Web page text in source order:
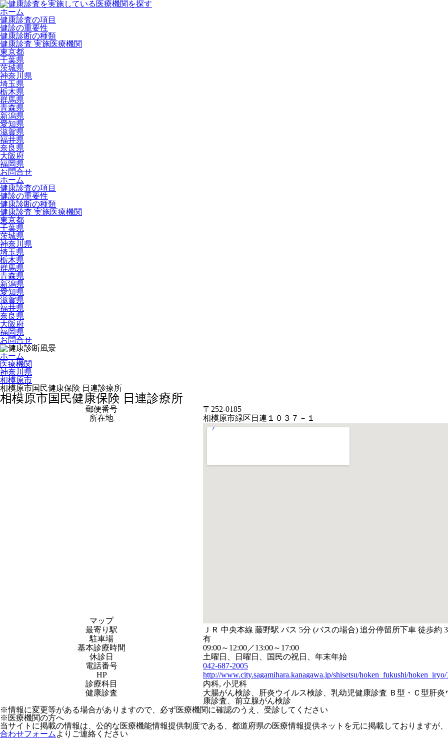
ホーム
健康診査の項目
健診の重要性
健康診断の種類
健康診査 実施医療機関
東京都
千葉県
茨城県
神奈川県
埼玉県
栃木県
群馬県
青森県
新潟県
愛知県
滋賀県
福井県
奈良県
大阪府
福岡県
お問合せ
ホーム
健康診査の項目
健診の重要性
健康診断の種類
健康診査 実施医療機関
東京都
千葉県
茨城県
神奈川県
埼玉県
栃木県
群馬県
青森県
新潟県
愛知県
滋賀県
福井県
奈良県
大阪府
福岡県
お問合せ
ホーム
医療機関
神奈川県
相模原市
相模原市国民健康保険 日連診療所
相模原市国民健康保険 日連診療所
郵便番号
〒252-0185
所在地
相模原市緑区日連１０３７－１
マップ
最寄り駅
ＪＲ 中央本線 藤野駅 バス 5分 (バスの場合) 追分停留所下車 徒歩約
駐車場
有
基本診療時間
09:00～12:00／13:00～17:00
休診日
土曜日、日曜日、国民の祝日、年末年始
電話番号
042-687-2005
HP
http://www.city.sagamihara.kanagawa.jp/shisetsu/hoken_fukushi/
診療科目
内科, 小児科
健康診査
大腸がん検診、肝炎ウイルス検診、乳幼児健康診査 Ｂ型・Ｃ型肝
康診査、前立腺がん検診
※情報に変更等がある場合がありますので、必ず医療機関に確認のうえ、受診してください
※医療機関の方へ
当サイトに掲載の情報は、公的な医療機能情報提供制度である、都道府県の医療情報提供ネットを元に掲載しておりますが
合わせフォーム よりご連絡ください